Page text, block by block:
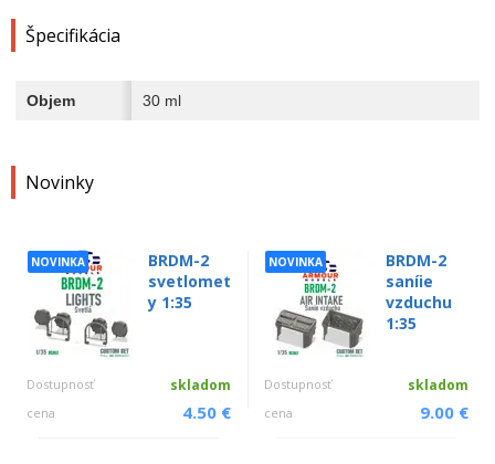
Novinky
NOVINKA
BRDM-2
svetlomet
y 1:35
Dostupnosť skladom
cena 4.50 €
NOVINKA
BRDM-2
saníie
vzduchu
1:35
Dostupnosť skladom
cena 9.00 €
Špecifikácia
Objem 30 ml